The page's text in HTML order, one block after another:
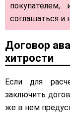
соглашаться и
Договор
хитрости
Если для
заключить
же в нем